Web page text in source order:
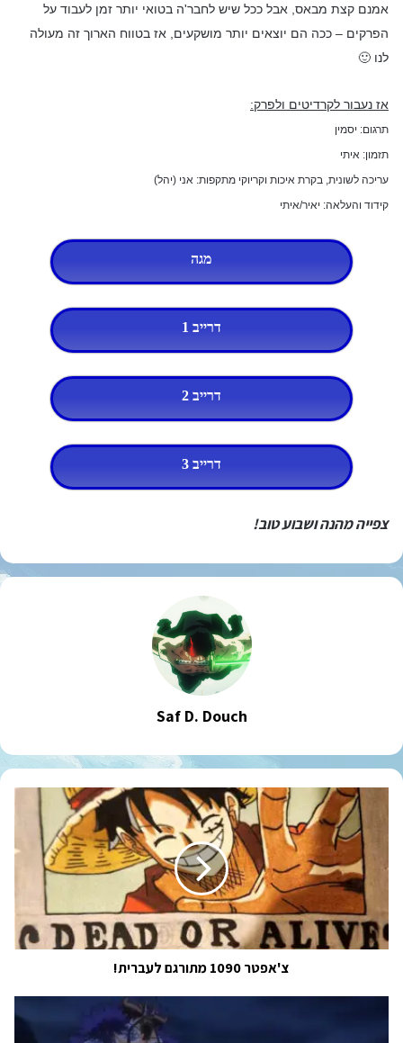
אמנם קצת מבאס, אבל ככל שיש לחבר'ה בטואי יותר זמן לעבוד על
הפרקים – ככה הם יוצאים יותר מושקעים, אז בטווח הארוך זה מעולה
לנו 🙂
אז נעבור לקרדיטים ולפרק:
תרגום: יסמין
תזמון: איתי
עריכה לשונית, בקרת איכות וקריוקי מתקפות: אני (יהל)
קידוד והעלאה: יאיר/איתי
מגה
דרייב 1
דרייב 2
דרייב 3
צפייה מהנה ושבוע טוב!
Saf D. Douch
צ'אפטר
1090
מתורגם
לעברית!
צ'אפטר 1090 מתורגם לעברית!